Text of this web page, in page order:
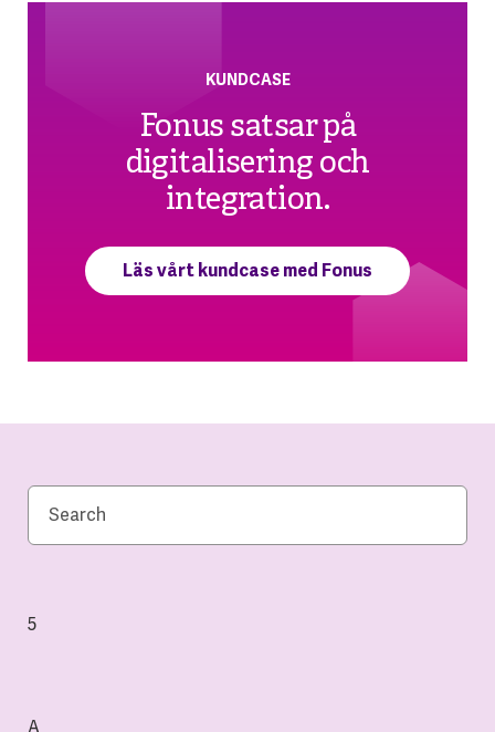
KUNDCASE
Fonus satsar på
digitalisering och
integration.
Läs vårt kundcase med Fonus
5